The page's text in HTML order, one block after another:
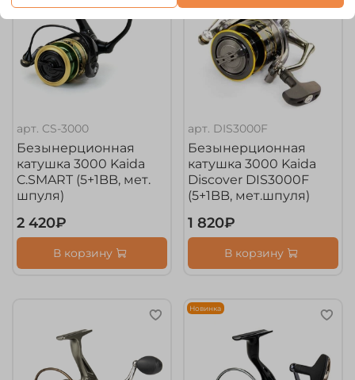
арт. CS-3000
Безынерционная
катушка 3000 Kaida
C.SMART (5+1BB, мет.
шпуля)
2 420₽
В корзину
арт. DIS3000F
Безынерционная
катушка 3000 Kaida
Discover DIS3000F
(5+1BB, мет.шпуля)
1 820₽
В корзину
Новинка